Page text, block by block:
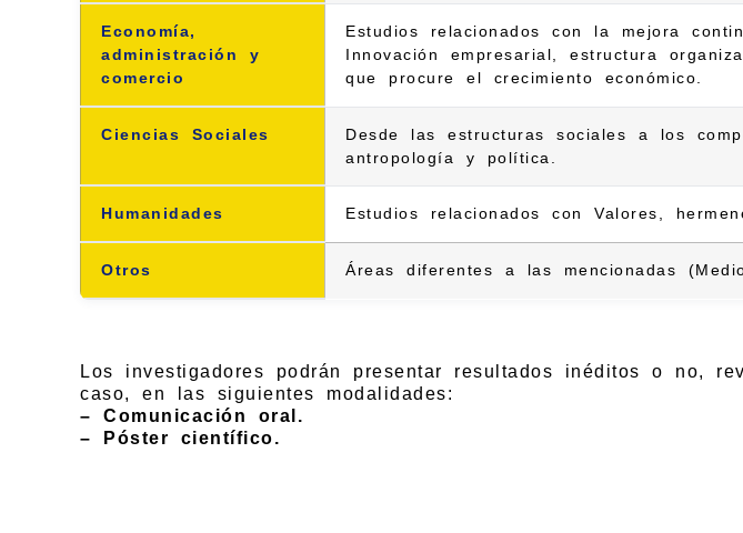
Economía,
administración y
comercio
Estudios relacionados con la mejora
Innovación empresarial, estructura
que procure el crecimiento económico.
Ciencias Sociales
Desde las estructuras sociales a los
antropología y política.
Humanidades Estudios relacionados con Valores,
Otros Áreas diferentes a las mencionadas
Los investigadores podrán presentar resultados inéditos o no,
caso, en las siguientes modalidades:
– Comunicación oral.
– Póster científico.